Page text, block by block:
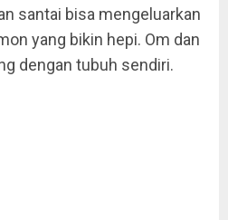
santai bisa mengeluarkan
yang bikin hepi. Om dan
dengan tubuh sendiri.